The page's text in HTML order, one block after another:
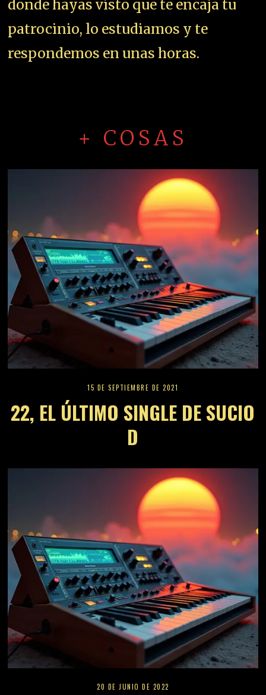
donde hayas visto que te encaja tu
patrocinio, lo estudiamos y te
respondemos en unas horas.
+ COSAS
15 DE SEPTIEMBRE DE 2021
22, EL ÚLTIMO SINGLE DE SUCIO
D
20 DE JUNIO DE 2022